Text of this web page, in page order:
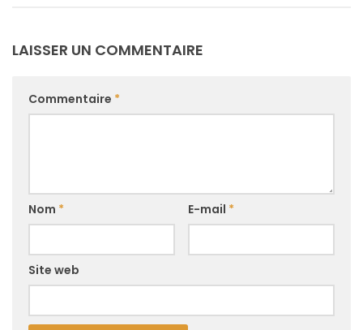
LAISSER UN COMMENTAIRE
Commentaire *
Nom * E-mail *
Site web